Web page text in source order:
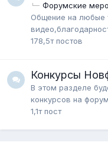
Форумские
Общение на любые
178,5т постов
Конкурсы
В этом разделе
конкурсов на
1,1т пост